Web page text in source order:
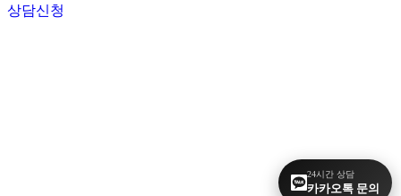
24시간 상담
카카오톡 문의
상담신청